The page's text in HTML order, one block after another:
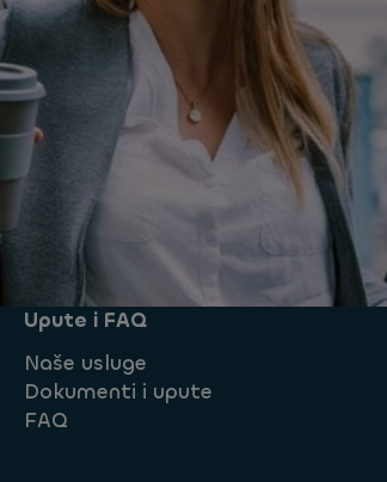
Upute i FAQ
Naše usluge
Dokumenti i upute
FAQ